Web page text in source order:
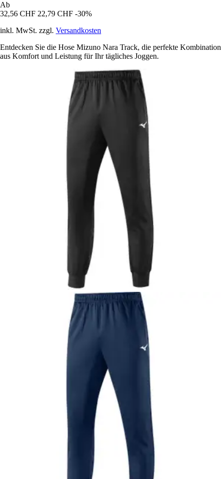
Ab
32,56 CHF 22,79 CHF -30%
inkl. MwSt. zzgl. Versandkosten
Entdecken Sie die Hose Mizuno Nara Track, die perfekte Kombination
aus Komfort und Leistung für Ihr tägliches Joggen.